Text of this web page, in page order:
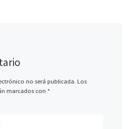
no será publicada. Los
marcados con *